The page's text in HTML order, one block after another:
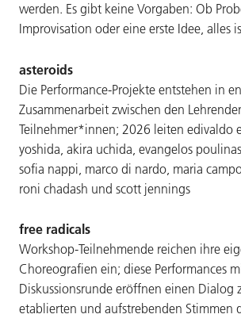
werden. Es gibt keine Vorgaben: Ob
Improvisation oder eine erste Idee, alles
asteroids
Die Performance-Projekte entstehen in
Zusammenarbeit zwischen den
Teilnehmer*innen; 2026 leiten edivaldo
yoshida, akira uchida, evangelos
sofia nappi, marco di nardo, maria
roni chadash und scott jennings
free radicals
Workshop-Teilnehmende reichen ihre
Choreografien ein; diese Performances
Diskussionsrunde eröffnen einen Dialog
etablierten und aufstrebenden Stimmen